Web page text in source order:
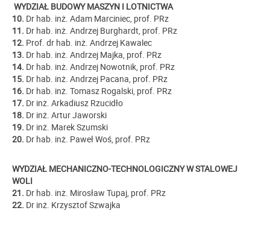
WYDZIAŁ BUDOWY MASZYN I LOTNICTWA
10. Dr hab. inż. Adam Marciniec, prof. PRz
11. Dr hab. inż. Andrzej Burghardt, prof. PRz
12. Prof. dr hab. inż. Andrzej Kawalec
13. Dr hab. inż. Andrzej Majka, prof. PRz
14. Dr hab. inż. Andrzej Nowotnik, prof. PRz
15. Dr hab. inż. Andrzej Pacana, prof. PRz
16. Dr hab. inż. Tomasz Rogalski, prof. PRz
17. Dr inż. Arkadiusz Rzucidło
18. Dr inż. Artur Jaworski
19. Dr inż. Marek Szumski
20. Dr hab. inż. Paweł Woś, prof. PRz
WYDZIAŁ MECHANICZNO-TECHNOLOGICZNY W STALOWEJ
WOLI
21. Dr hab. inż. Mirosław Tupaj, prof. PRz
22. Dr inż. Krzysztof Szwajka